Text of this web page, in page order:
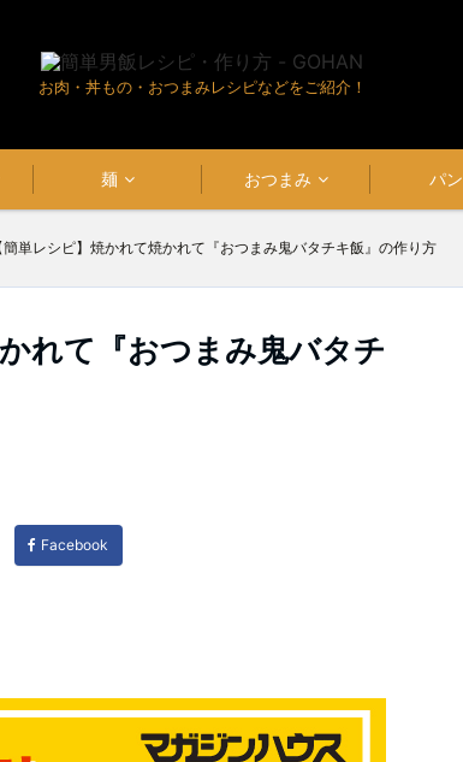
お肉・丼もの・おつまみレシピなどをご紹介！
麺 おつまみ パン
簡単レシピ】焼かれて焼かれて『おつまみ鬼バタチキ飯』の作り方
れて『おつまみ鬼バタチ
Facebook